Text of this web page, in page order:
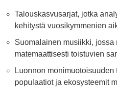
Talouskasvusarjat, jotka
kehitystä vuosikymmenien
Suomalainen musiikki, jossa
matemaattisesti toistuvien
Luonnon
populaatiot ja ekosysteemit